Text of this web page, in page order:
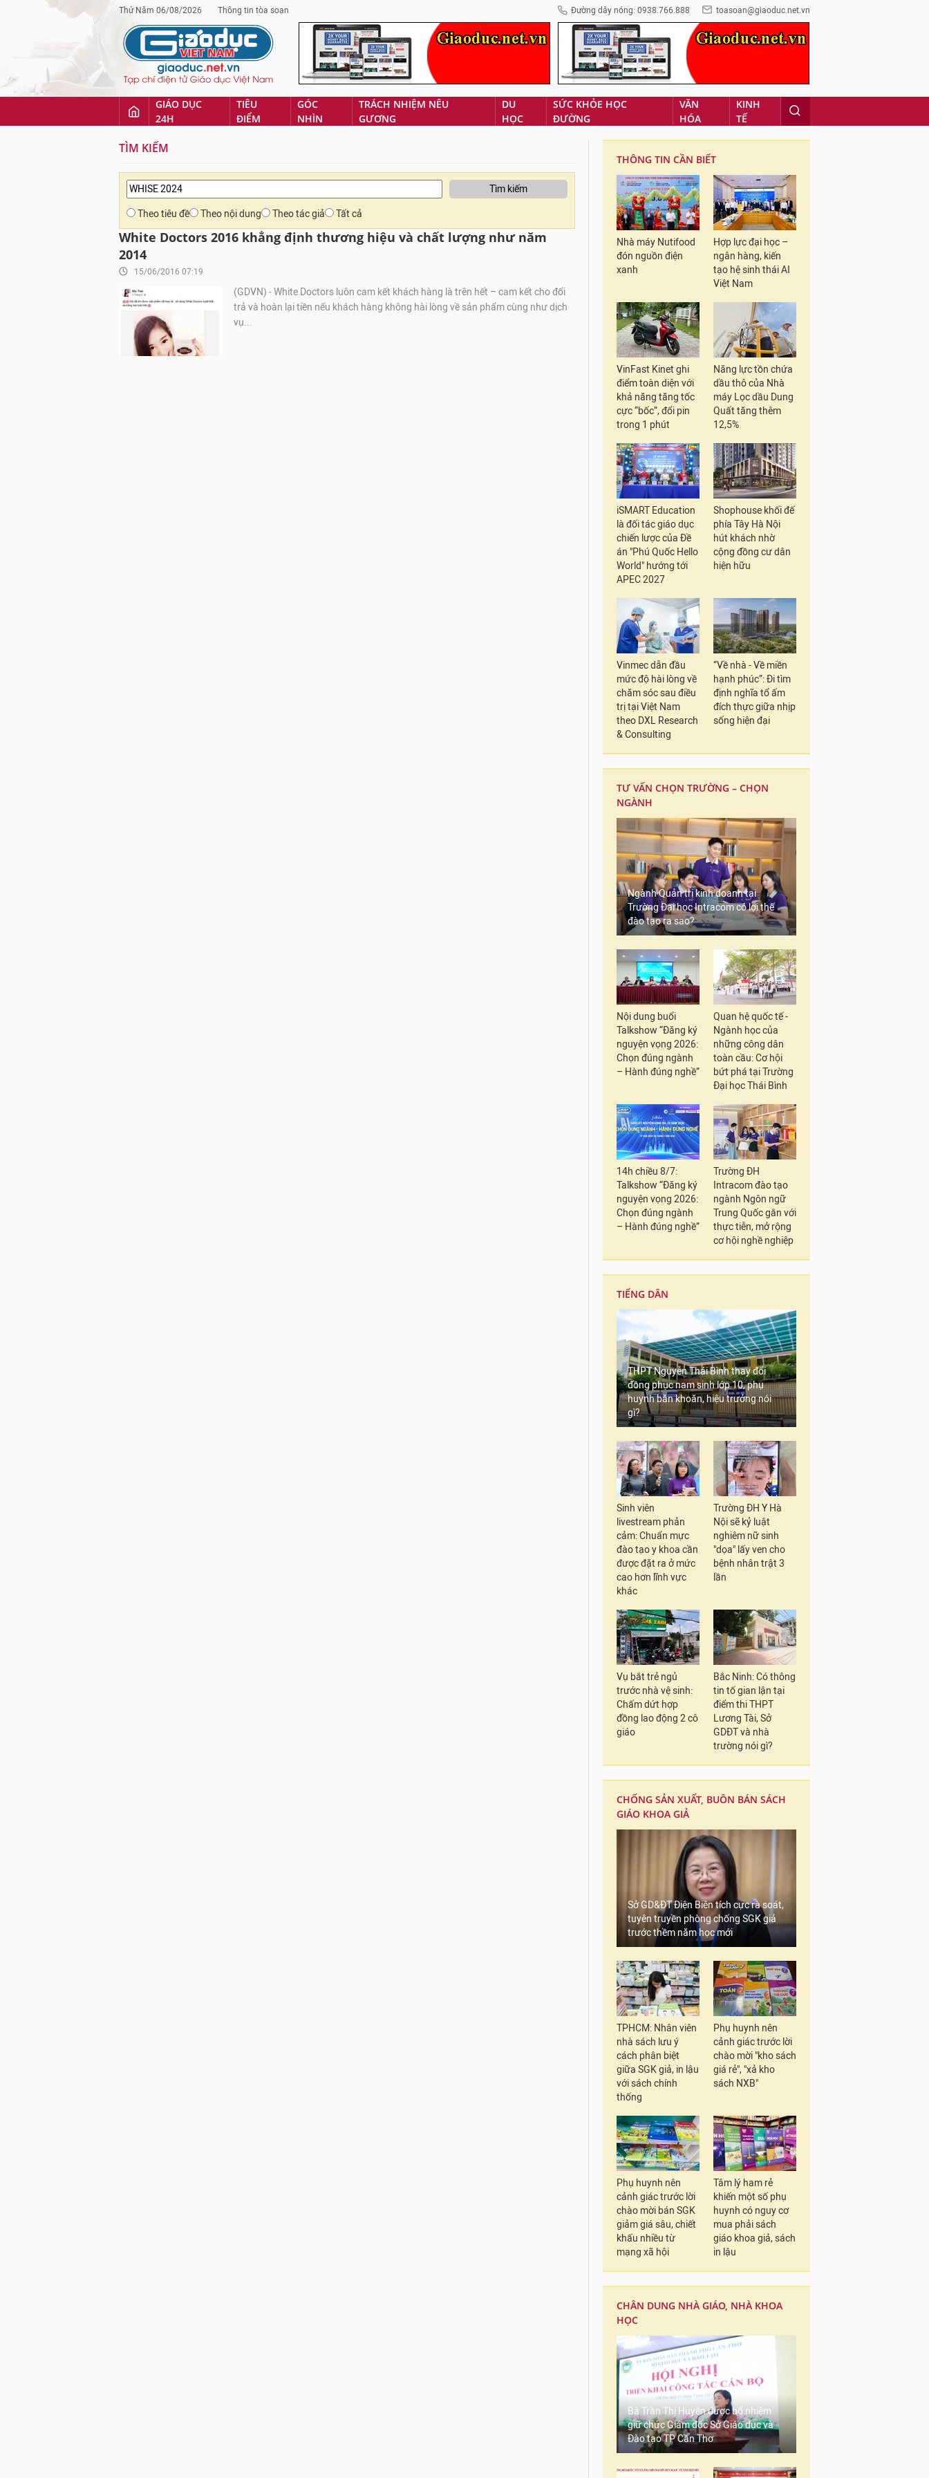
Thứ Năm 06/08/2026 Thông tin tòa soạn Đường dây nóng: 0938.766.888 toasoan@giaoduc.net.vn
GIÁO DỤC
24H
TIÊU
ĐIỂM
GÓC
NHÌN
TRÁCH NHIỆM NÊU
GƯƠNG
DU
HỌC
SỨC KHỎE HỌC
ĐƯỜNG
VĂN
HÓA
KINH
TẾ
TÌM KIẾM
Tìm kiếm
Theo tiêu đề Theo nội dung Theo tác giả Tất cả
White Doctors 2016 khẳng định thương hiệu và chất lượng như năm
2014
15/06/2016 07:19
(GDVN) - White Doctors luôn cam kết khách hàng là trên hết – cam kết cho đổi
trả và hoàn lại tiền nếu khách hàng không hài lòng về sản phẩm cùng như dịch
vụ...
THÔNG TIN CẦN BIẾT
Nhà máy Nutifood
đón nguồn điện
xanh
Hợp lực đại học –
ngân hàng, kiến
tạo hệ sinh thái AI
Việt Nam
VinFast Kinet ghi
điểm toàn diện với
khả năng tăng tốc
cực “bốc”, đổi pin
trong 1 phút
Năng lực tồn chứa
dầu thô của Nhà
máy Lọc dầu Dung
Quất tăng thêm
12,5%
iSMART Education
là đối tác giáo dục
chiến lược của Đề
án "Phú Quốc Hello
World" hướng tới
APEC 2027
Shophouse khối đế
phía Tây Hà Nội
hút khách nhờ
cộng đồng cư dân
hiện hữu
Vinmec dẫn đầu
mức độ hài lòng về
chăm sóc sau điều
trị tại Việt Nam
theo DXL Research
& Consulting
“Về nhà - Về miền
hạnh phúc”: Đi tìm
định nghĩa tổ ấm
đích thực giữa nhịp
sống hiện đại
TƯ VẤN CHỌN TRƯỜNG – CHỌN
NGÀNH
Ngành Quản trị kinh doanh tại
Trường Đại học Intracom có lợi thế
đào tạo ra sao?
Nội dung buổi
Talkshow “Đăng ký
nguyện vọng 2026:
Chọn đúng ngành
– Hành đúng nghề”
Quan hệ quốc tế -
Ngành học của
những công dân
toàn cầu: Cơ hội
bứt phá tại Trường
Đại học Thái Bình
14h chiều 8/7:
Talkshow “Đăng ký
nguyện vọng 2026:
Chọn đúng ngành
– Hành đúng nghề”
Trường ĐH
Intracom đào tạo
ngành Ngôn ngữ
Trung Quốc gắn với
thực tiễn, mở rộng
cơ hội nghề nghiệp
TIẾNG DÂN
THPT Nguyễn Thái Bình thay đổi
đồng phục nam sinh lớp 10, phụ
huynh băn khoăn, hiệu trưởng nói
gì?
Sinh viên
livestream phản
cảm: Chuẩn mực
đào tạo y khoa cần
được đặt ra ở mức
cao hơn lĩnh vực
khác
Trường ĐH Y Hà
Nội sẽ kỷ luật
nghiêm nữ sinh
"dọa" lấy ven cho
bệnh nhân trật 3
lần
Vụ bắt trẻ ngủ
trước nhà vệ sinh:
Chấm dứt hợp
đồng lao động 2 cô
giáo
Bắc Ninh: Có thông
tin tố gian lận tại
điểm thi THPT
Lương Tài, Sở
GDĐT và nhà
trường nói gì?
CHỐNG SẢN XUẤT, BUÔN BÁN SÁCH
GIÁO KHOA GIẢ
Sở GD&ĐT Điện Biên tích cực rà soát,
tuyên truyền phòng chống SGK giả
trước thềm năm học mới
TPHCM: Nhân viên
nhà sách lưu ý
cách phân biệt
giữa SGK giả, in lậu
với sách chính
thống
Phụ huynh nên
cảnh giác trước lời
chào mời "kho sách
giá rẻ", "xả kho
sách NXB"
Phụ huynh nên
cảnh giác trước lời
chào mời bán SGK
giảm giá sâu, chiết
khấu nhiều từ
mạng xã hội
Tâm lý ham rẻ
khiến một số phụ
huynh có nguy cơ
mua phải sách
giáo khoa giả, sách
in lậu
CHÂN DUNG NHÀ GIÁO, NHÀ KHOA
HỌC
Bà Trần Thị Huyền được bổ nhiệm
giữ chức Giám đốc Sở Giáo dục và
Đào tạo TP Cần Thơ